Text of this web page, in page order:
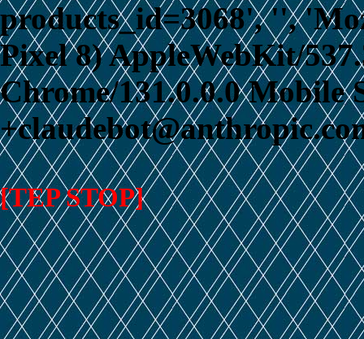
products_id=3068', '',
Pixel 8) AppleWebKit/
Chrome/131.0.0.0 Mobile
[TEP STOP]